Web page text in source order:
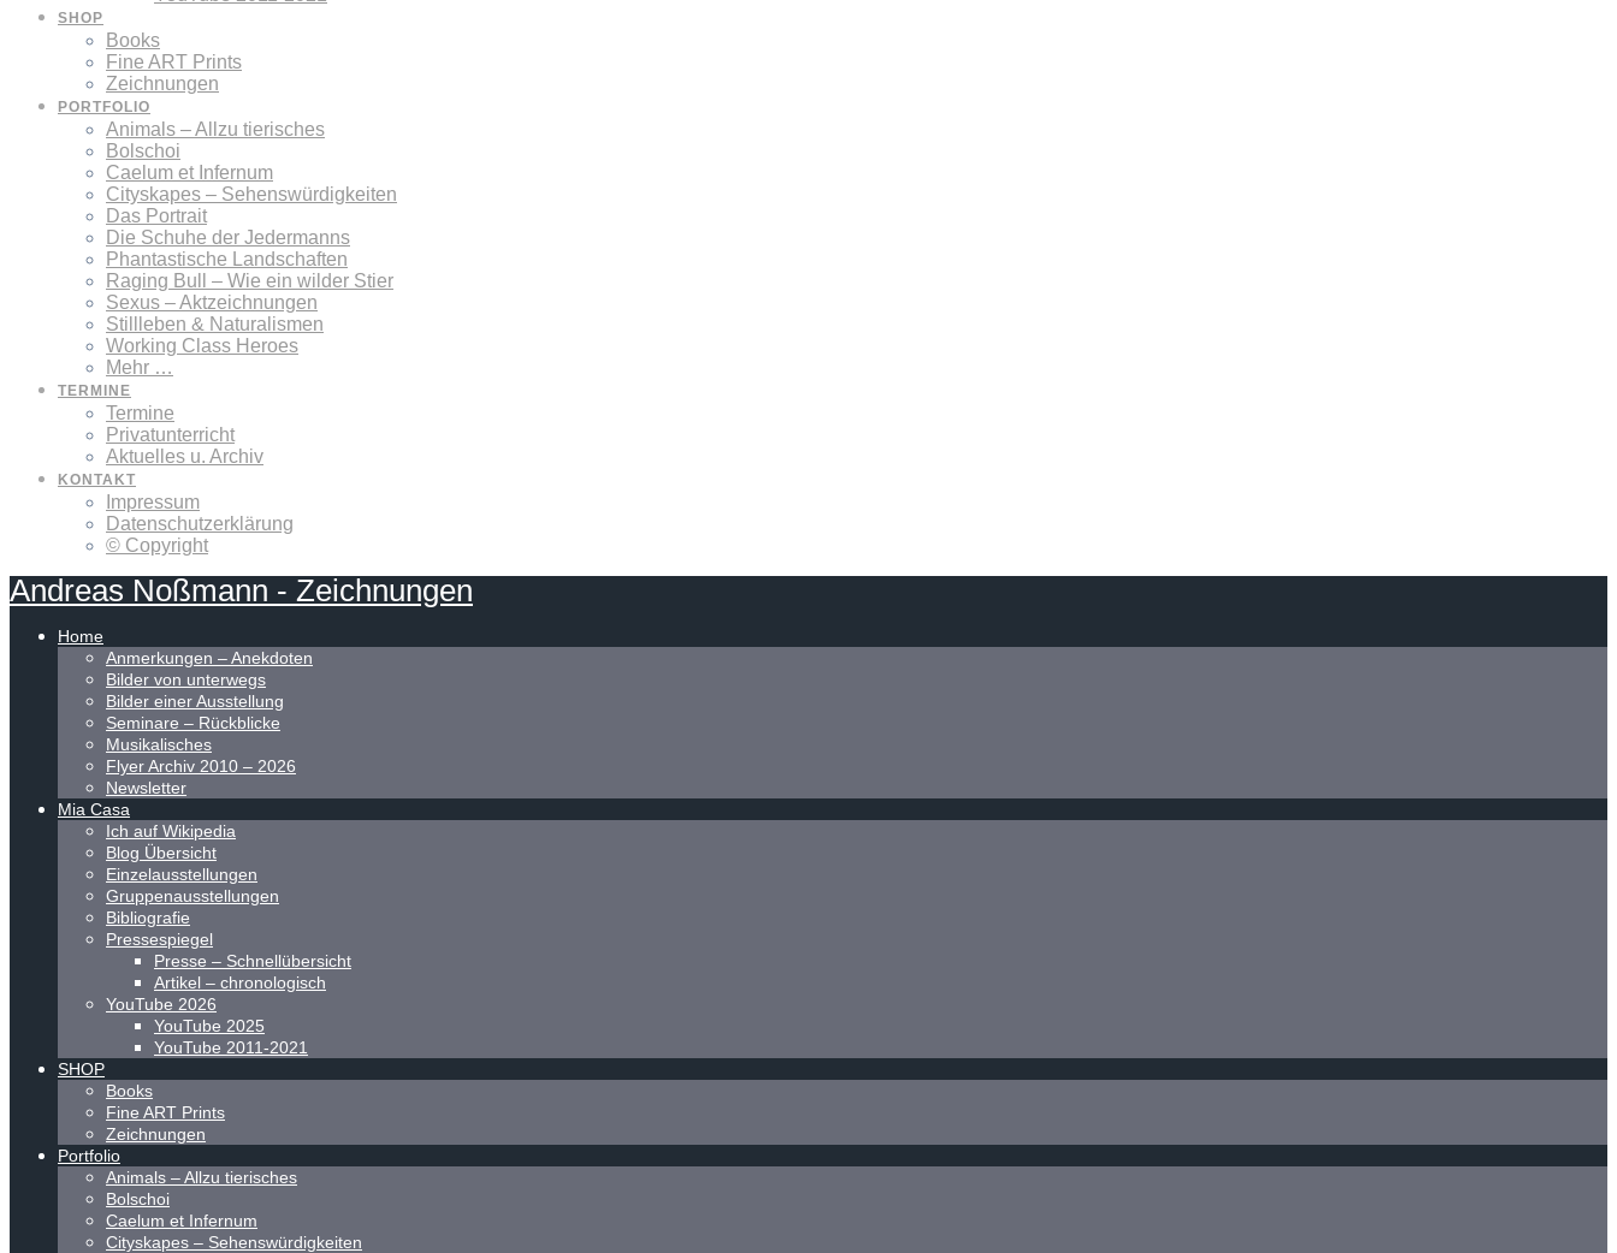
SHOP
Books
Fine ART Prints
Zeichnungen
PORTFOLIO
Animals – Allzu tierisches
Bolschoi
Caelum et Infernum
Cityskapes – Sehenswürdigkeiten
Das Portrait
Die Schuhe der Jedermanns
Phantastische Landschaften
Raging Bull – Wie ein wilder Stier
Sexus – Aktzeichnungen
Stillleben & Naturalismen
Working Class Heroes
Mehr …
TERMINE
Termine
Privatunterricht
Aktuelles u. Archiv
KONTAKT
Impressum
Datenschutzerklärung
© Copyright
Andreas Noßmann - Zeichnungen
Home
Anmerkungen – Anekdoten
Bilder von unterwegs
Bilder einer Ausstellung
Seminare – Rückblicke
Musikalisches
Flyer Archiv 2010 – 2026
Newsletter
Mia Casa
Ich auf Wikipedia
Blog Übersicht
Einzelausstellungen
Gruppenausstellungen
Bibliografie
Pressespiegel
Presse – Schnellübersicht
Artikel – chronologisch
YouTube 2026
YouTube 2025
YouTube 2011-2021
SHOP
Books
Fine ART Prints
Zeichnungen
Portfolio
Animals – Allzu tierisches
Bolschoi
Caelum et Infernum
Cityskapes – Sehenswürdigkeiten